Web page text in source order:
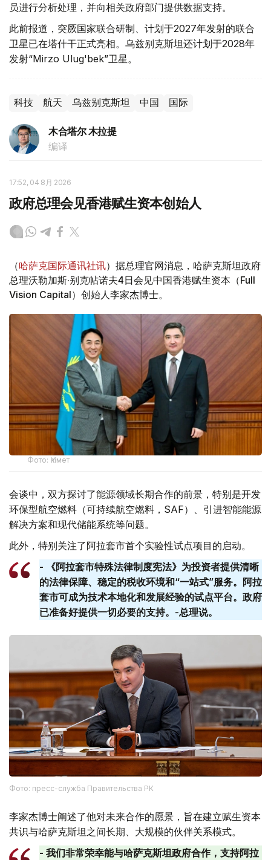
员进行分析处理，并向相关政府部门提供数据支持。
此前报道，突厥国家联合研制、计划于2027年发射的联合
卫星已在塔什干正式亮相。乌兹别克斯坦还计划于2028年
发射“Mirzo Ulug'bek”卫星。
科技 航天 乌兹别克斯坦 中国 国际
木合塔尔 木拉提
编译
17:52, 04 8月 2026
政府总理会见香港赋生资本创始人
（哈萨克国际通讯社讯）据总理官网消息，哈萨克斯坦政府
总理沃勒加斯·别克帖诺夫4日会见中国香港赋生资本（Full
Vision Capital）创始人李家杰博士。
Фото: Үкімет
会谈中，双方探讨了能源领域长期合作的前景，特别是开发
环保型航空燃料（可持续航空燃料，SAF）、引进智能能源
解决方案和现代储能系统等问题。
此外，特别关注了阿拉套市首个实验性试点项目的启动。
- 《阿拉套市特殊法律制度宪法》为投资者提供清晰
的法律保障、稳定的税收环境和“一站式”服务。阿拉
套​​市可成为技术本地化和发展经验的试点平台。政府
已准备好提供一切必要的支持。-总理说。
Фото: пресс-служба Правительства РК
李家杰博士阐述了他对未来合作的愿景，旨在建立赋生资本
共识与哈萨克斯坦之间长期、大规模的伙伴关系模式。
- 我们非常荣幸能与哈萨克斯坦政府合作，支持阿拉